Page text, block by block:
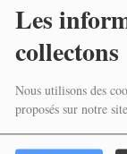
Les
collectons
Nous utilisons des
proposés sur notre